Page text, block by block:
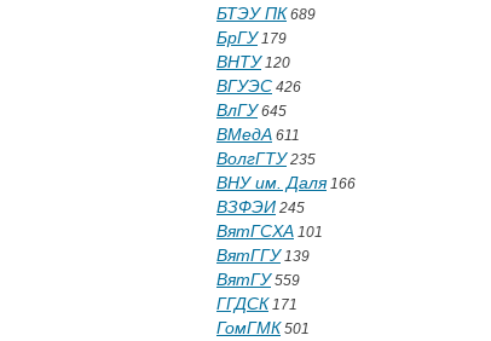
БТЭУ ПК 689
БрГУ179
ВНТУ120
ВГУЭС 426
ВлГУ645
ВМедА 611
ВолгГТУ235
ВНУ им. Даля166
ВЗФЭИ 245
ВятГСХА 101
ВятГГУ139
ВятГУ559
ГГДСК 171
ГомГМК 501